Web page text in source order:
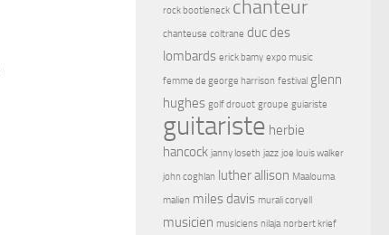
rock bootleneck chanteur
chanteuse coltrane duc des
lombards erick bamy expo music
femme de george harrison festival glenn
hughes golf drouot groupe guiariste
guitariste herbie
hancock janny loseth jazz joe louis walker
john coghlan luther allison Maalouma
malien miles davis murali coryell
musicien musiciens nilaja norbert krief